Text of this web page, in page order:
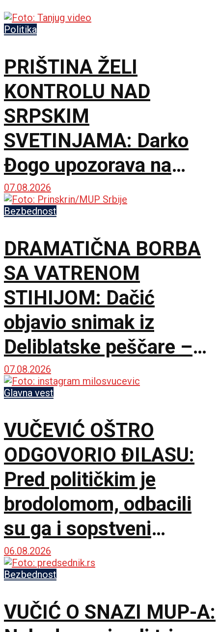
Politika
PRIŠTINA ŽELI
KONTROLU NAD
SRPSKIM
SVETINJAMA: Darko
Đogo upozorava na
opasne namere
uvođenja licenciranih
vodiča na KiM
07.08.2026
Bezbednost
DRAMATIČNA BORBA
SA VATRENOM
STIHIJOM: Dačić
objavio snimak iz
Deliblatske peščare –
ubačena i tri helikoptera
07.08.2026
Glavna vest
VUČEVIĆ OŠTRO
ODGOVORIO ĐILASU:
Pred političkim je
brodolomom, odbacili
su ga i sopstveni
saborci
06.08.2026
Bezbednost
VUČIĆ O SNAZI MUP-A: